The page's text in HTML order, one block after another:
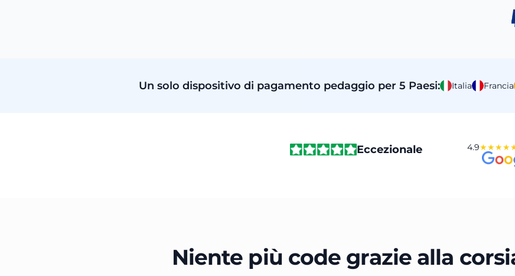
Un solo dispositivo di pagamento pedaggio per 5 Paesi: Italia Francia
Eccezionale 4.9
Niente più code grazie alla